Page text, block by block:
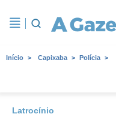
Início Capixaba Polícia
Latrocínio